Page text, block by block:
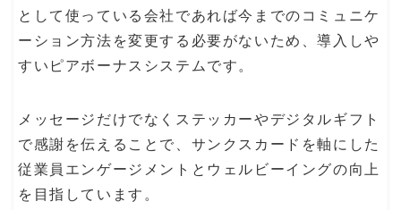
として使っている会社であれば今までのコミュニケ
ーション方法を変更する必要がないため、導入しや
すいピアボーナスシステムです。
メッセージだけでなくステッカーやデジタルギフト
で感謝を伝えることで、サンクスカードを軸にした
従業員エンゲージメントとウェルビーイングの向上
を目指しています。